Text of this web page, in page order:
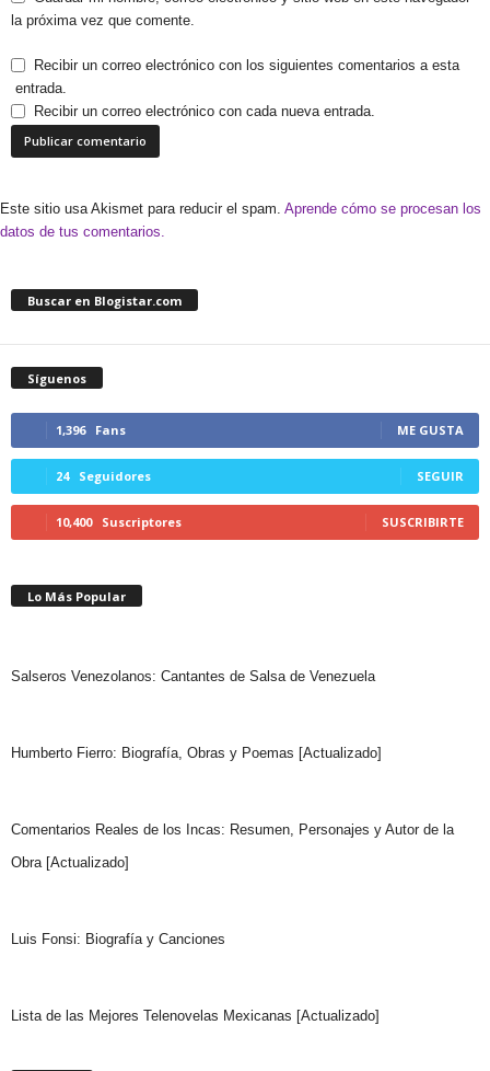
la próxima vez que comente.
Recibir un correo electrónico con los siguientes comentarios a esta
entrada.
Recibir un correo electrónico con cada nueva entrada.
Este sitio usa Akismet para reducir el spam. Aprende cómo se procesan los
datos de tus comentarios.
Buscar en Blogistar.com
Síguenos
1,396 Fans ME GUSTA
24 Seguidores SEGUIR
10,400 Suscriptores SUSCRIBIRTE
Lo Más Popular
Salseros Venezolanos: Cantantes de Salsa de Venezuela
Humberto Fierro: Biografía, Obras y Poemas [Actualizado]
Comentarios Reales de los Incas: Resumen, Personajes y Autor de la
Obra [Actualizado]
Luis Fonsi: Biografía y Canciones
Lista de las Mejores Telenovelas Mexicanas [Actualizado]